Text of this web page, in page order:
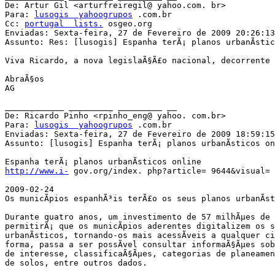
De: Artur Gil <arturfreiregil@ yahoo.com. br>
Para:
lusogis  yahoogrupos .com.br
Cc: portugal  lists.
osgeo.org
Enviadas: Sexta-feira, 27 de Fevereiro de 2009 20:26:13
Assunto: Res: [lusogis] Espanha terÃ¡ planos
Viva Ricardo, a nova legislaÃ§Ã£o nacional, decorrente
AbraÃ§os
AG
De: Ricardo Pinho <rpinho_eng@ yahoo. com.br>
Para:
lusogis  yahoogrupos .com.br
Enviadas: Sexta-feira, 27 de Fevereiro de 2009 18:59:15
Assunto: [lusogis] Espanha terÃ¡ planos urbanÃ­sticos
http://www.i-
gov.org/index. php?article= 9644&visual=
2009-02-24
Os municÃ­pios espanhÃ³is terÃ£o os seus planos
Durante quatro anos, um investimento de 57 milhÃµes de
permitirÃ¡ que os municÃ­pios aderentes digitalizem os
urbanÃ­sticos, tornando-os mais acessÃ­veis a qualquer
forma, passa a ser possÃ­vel consultar informaÃ§Ãµes
de interesse, classificaÃ§Ãµes, categorias de
de solos, entre outros dados.